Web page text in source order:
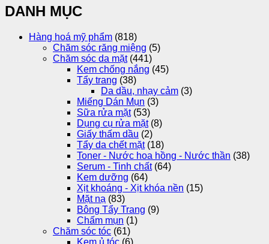
DANH MỤC
Hàng hoá mỹ phẩm (818)
Chăm sóc răng miệng (5)
Chăm sóc da mặt (441)
Kem chống nắng (45)
Tẩy trang (38)
Da dầu, nhạy cảm (3)
Miếng Dán Mụn (3)
Sữa rửa mặt (53)
Dụng cụ rửa mặt (8)
Giấy thấm dầu (2)
Tẩy da chết mặt (18)
Toner - Nước hoa hồng - Nước thần (38)
Serum - Tinh chất (64)
Kem dưỡng (64)
Xịt khoáng - Xịt khóa nền (15)
Mặt nạ (83)
Bông Tẩy Trang (9)
Chấm mụn (1)
Chăm sóc tóc (61)
Kem ủ tóc (6)